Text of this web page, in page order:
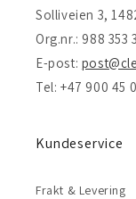
Solliveien 3,
Org.nr.: 988 353
E-post:
Tel: +47 900 45
Kundeservice
Frakt & Levering